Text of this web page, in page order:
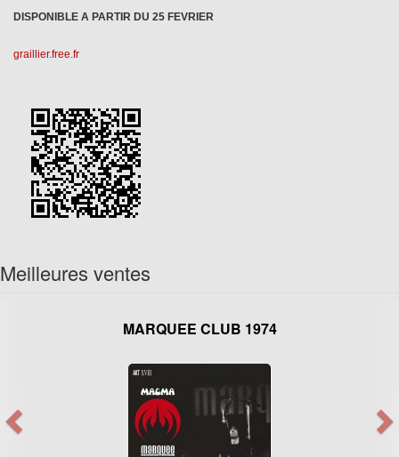
DISPONIBLE A PARTIR DU 25 FEVRIER
graillier.free.fr
Meilleures ventes
MARQUEE CLUB 1974